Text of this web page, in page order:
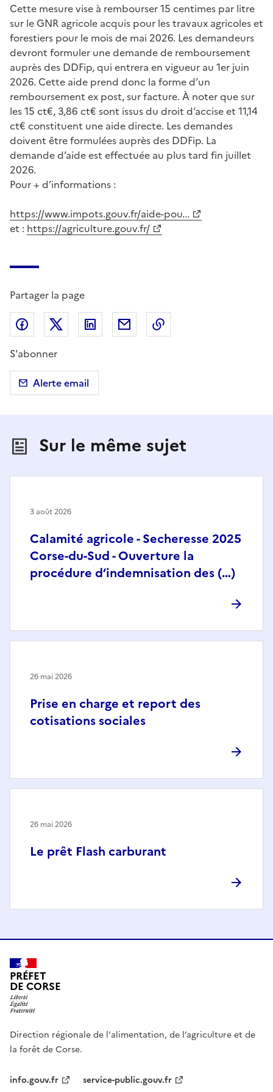
Cette mesure vise à rembourser 15 centimes par litre
sur le GNR agricole acquis pour les travaux agricoles et
forestiers pour le mois de mai 2026. Les demandeurs
devront formuler une demande de remboursement
auprès des DDFip, qui entrera en vigueur au 1er juin
2026. Cette aide prend donc la forme d’un
remboursement ex post, sur facture. À noter que sur
les 15 ct€, 3,86 ct€ sont issus du droit d’accise et 11,14
ct€ constituent une aide directe. Les demandes
doivent être formulées auprès des DDFip. La
demande d’aide est effectuée au plus tard fin juillet
2026.
Pour + d’informations :
https://www.impots.gouv.fr/aide-pou...
et : https://agriculture.gouv.fr/
Partager la page
Partager sur Facebook
Partager sur X (anciennement Twitter)
Partager sur LinkedIn
Partager par email
S'abonner
Alerte email
Sur le même sujet
Calamité agricole - Secheresse 2025
Corse-du-Sud - Ouverture la
procédure d’indemnisation des (…)
3 août 2026
Prise en charge et report des
cotisations sociales
26 mai 2026
Le prêt Flash carburant
26 mai 2026
PRÉFET
DE CORSE
Direction régionale de l'alimentation, de l’agriculture et de
la forêt de Corse.
info.gouv.fr service-public.gouv.fr